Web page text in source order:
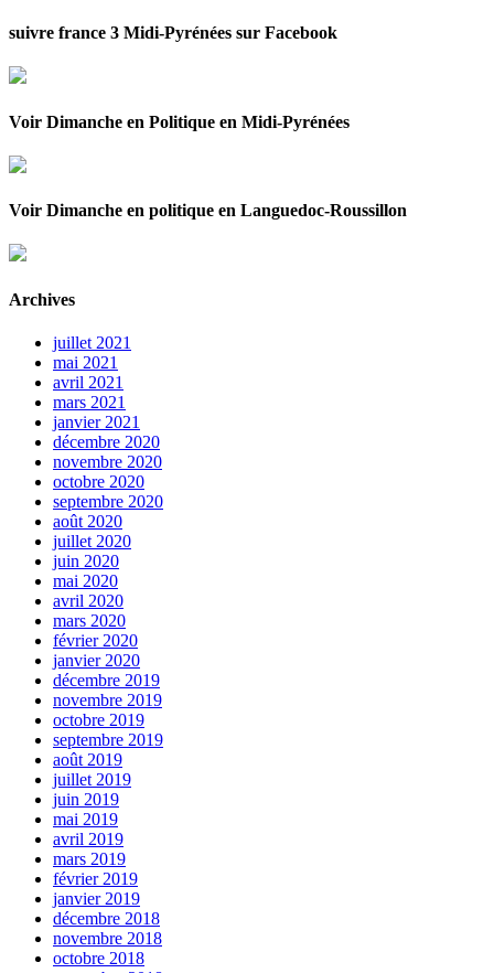
suivre france 3 Midi-Pyrénées sur Facebook
Voir Dimanche en Politique en Midi-Pyrénées
Voir Dimanche en politique en Languedoc-Roussillon
Archives
juillet 2021
mai 2021
avril 2021
mars 2021
janvier 2021
décembre 2020
novembre 2020
octobre 2020
septembre 2020
août 2020
juillet 2020
juin 2020
mai 2020
avril 2020
mars 2020
février 2020
janvier 2020
décembre 2019
novembre 2019
octobre 2019
septembre 2019
août 2019
juillet 2019
juin 2019
mai 2019
avril 2019
mars 2019
février 2019
janvier 2019
décembre 2018
novembre 2018
octobre 2018